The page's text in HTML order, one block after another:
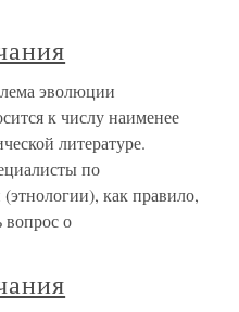
эволюции
к числу наименее
литературе.
по
как правило,
вопрос о